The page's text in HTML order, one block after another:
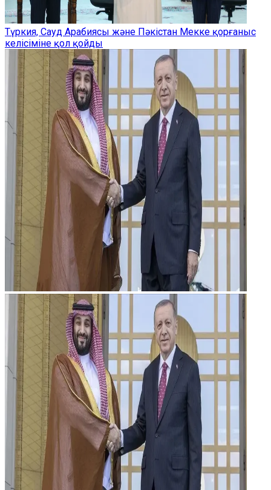
Түркия, Сауд Арабиясы және Пәкістан Мекке қорғаныс
келісіміне қол қойды